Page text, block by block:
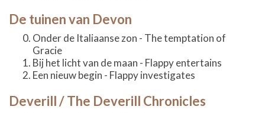
De tuinen van Devon
Onder de Italiaanse zon - The temptation of
Gracie
Bij het licht van de maan - Flappy entertains
Een nieuw begin - Flappy investigates
Deverill / The Deverill Chronicles